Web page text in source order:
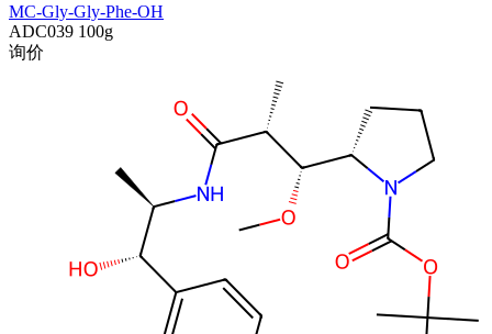
MC-Gly-Gly-Phe-OH
ADC039 100g
询价